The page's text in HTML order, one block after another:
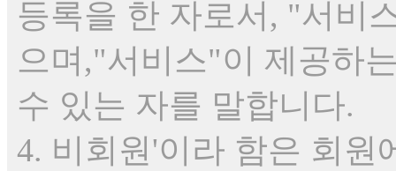
등록을 한 자로서, "서비
으며,"서비스"이 제공하
수 있는 자를 말합니다.
4. 비회원'이라 함은 회